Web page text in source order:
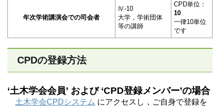
年次学術講演会での司会者
Ⅳ-10
大学，学術団体
等の講師
CPD単位：
10
一律10単位
です
CPDの登録方法
‘土木学会会員’ および ‘CPD登録メンバー’の場合
土木学会CPDシステム にアクセスし，ご自身で登録を